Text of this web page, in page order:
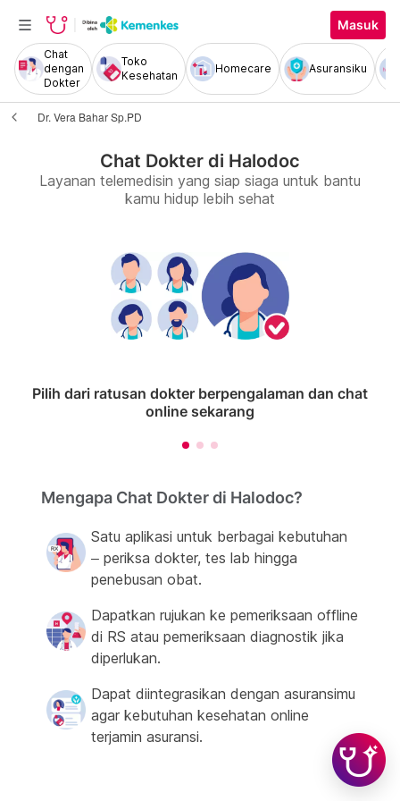
Masuk
Chat
dengan
Dokter
Toko
Kesehatan
Homecare Asuransiku
Dr. Vera Bahar Sp.PD
Chat Dokter di Halodoc
Layanan telemedisin yang siap siaga untuk bantu
kamu hidup lebih sehat
Pilih dari ratusan dokter berpengalaman dan chat
online sekarang
Mengapa Chat Dokter di Halodoc?
Satu aplikasi untuk berbagai kebutuhan
– periksa dokter, tes lab hingga
penebusan obat.
Dapatkan rujukan ke pemeriksaan offline
di RS atau pemeriksaan diagnostik jika
diperlukan.
Dapat diintegrasikan dengan asuransimu
agar kebutuhan kesehatan online
terjamin asuransi.